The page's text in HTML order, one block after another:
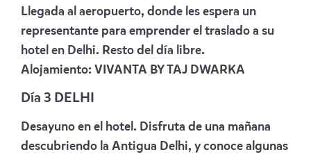
Llegada al aeropuerto, donde les espera un
representante para emprender el traslado a su
hotel en Delhi. Resto del día libre.
Alojamiento: VIVANTA BY TAJ DWARKA
Día 3 DELHI
Desayuno en el hotel. Disfruta de una mañana
descubriendo la Antigua Delhi, y conoce algunas